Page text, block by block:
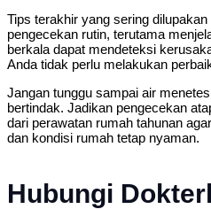
Tips terakhir yang sering
pengecekan rutin, terutama
berkala dapat mendeteksi
Anda tidak perlu melakukan
Jangan tunggu sampai air
bertindak. Jadikan pengecekan
dari perawatan rumah tahunan
dan kondisi rumah tetap nyaman.
Hubungi